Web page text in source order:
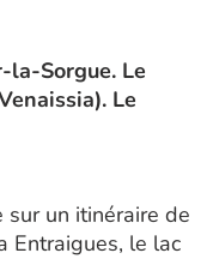
la-Sorgue. Le
Le
sur un itinéraire de
Entraigues, le lac